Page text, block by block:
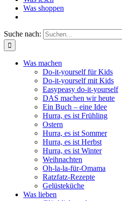
Was shoppen
Suche nach:
Was machen
Do-it-yourself für Kids
Do-it-yourself mit Kids
Easypeasy do-it-yourself
DAS machen wir heute
Ein Buch – eine Idee
Hurra, es ist Frühling
Ostern
Hurra, es ist Sommer
Hurra, es ist Herbst
Hurra, es ist Winter
Weihnachten
Oh-la-la-für-Omama
Ratzfatz-Rezepte
Gelüsteküche
Was lieben